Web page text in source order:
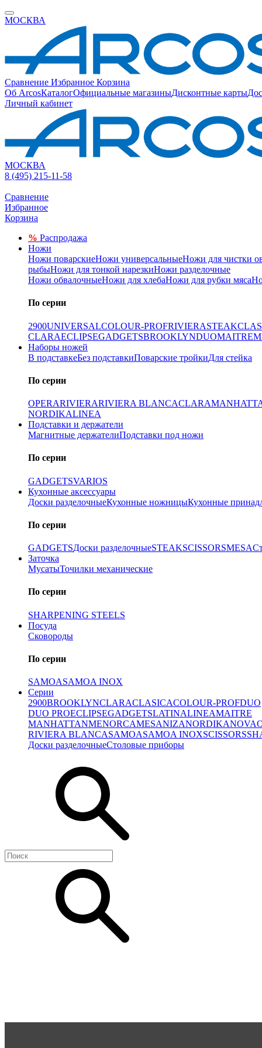
МОСКВА
Сравнение Избранное Корзина
Об ArcosКаталогОфициальные магазиныДисконтные карты
Личный кабинет
МОСКВА
8 (495) 215-11-58
Сравнение
Избранное
Корзина
% Распродажа
Ножи
Ножи поварскиеНожи универсальныеНожи для чистки
рыбыНожи для тонкой нарезкиНожи разделочные
Ножи обвалочныеНожи для хлебаНожи для рубки мяса
По серии
2900UNIVERSALCOLOUR-PROFRIVIERASTEAK
CLARAECLIPSEGADGETSBROOKLYNDUOMAITRE
Наборы ножей
В подставкеБез подставкиПоварские тройкиДля стейка
По серии
OPERARIVIERARIVIERA BLANCACLARA
NORDIKALINEA
Подставки и держатели
Магнитные держателиПодставки под ножи
По серии
GADGETSVARIOS
Кухонные аксессуары
Доски разделочныеКухонные ножницыКухонные
По серии
GADGETSДоски разделочныеSTEAKSCISSORSMESA
Заточка
МусатыТочилки механические
По серии
SHARPENING STEELS
Посуда
Сковороды
По серии
SAMOASAMOA INOX
Серии
2900BROOKLYNCLARACLASICACOLOUR-PROFDUO
DUO PROECLIPSEGADGETSLATINALINEAMAITRE
MANHATTANMENORCAMESANIZANORDIKANOVA
RIVIERA BLANCASAMOASAMOA INOXSCISSORS
Доски разделочныеСтоловые приборы